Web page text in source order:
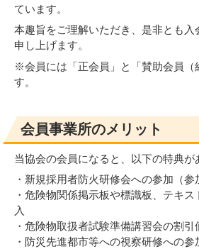
ています。
本趣旨をご理解いただき、是非とも入
申し上げます。
※会員には「正会員」と「賛助会員（
す。
会員事業所のメリット
当協会の会員になると、以下の特典が
・新規採用者防火研修会への参加（参
・危険物関係掲示板や標識板、テキ
入
・危険物取扱者試験準備講習会の割引
・防災先進都市等への視察研修への参